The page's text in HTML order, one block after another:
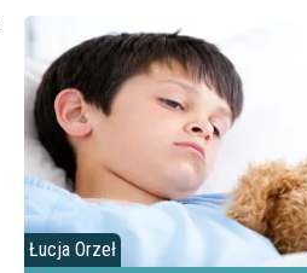
Łucja Orzeł